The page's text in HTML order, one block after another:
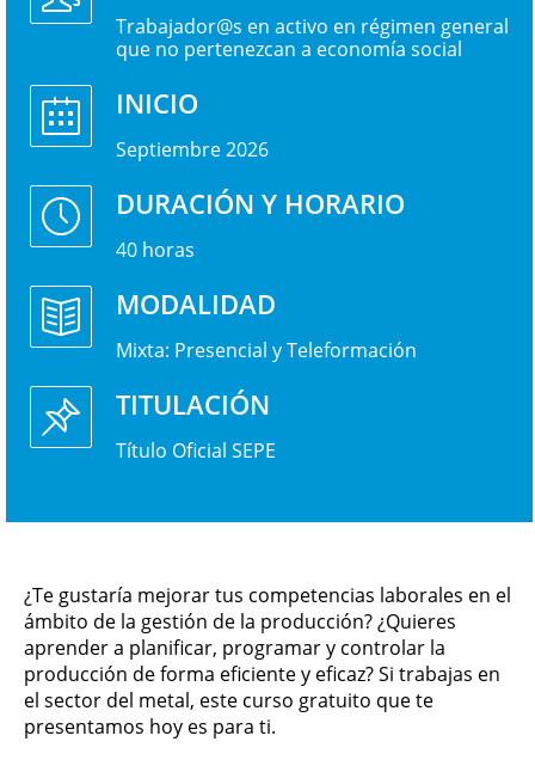
Trabajador@s en activo en régimen general
que no pertenezcan a economía social
INICIO
Septiembre 2026
DURACIÓN Y HORARIO
40 horas
MODALIDAD
Mixta: Presencial y Teleformación
TITULACIÓN
Título Oficial SEPE
¿Te gustaría mejorar tus competencias laborales en el
ámbito de la gestión de la producción? ¿Quieres
aprender a planificar, programar y controlar la
producción de forma eficiente y eficaz? Si trabajas en
el sector del metal, este curso gratuito que te
presentamos hoy es para ti.